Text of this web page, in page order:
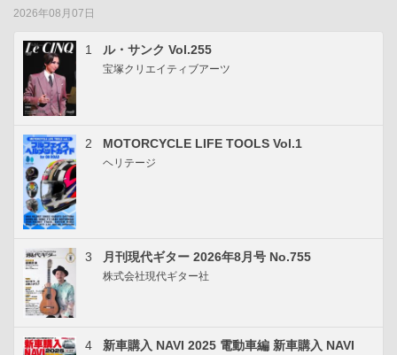
2026年08月07日
1 ル・サンク Vol.255
宝塚クリエイティブアーツ
2 MOTORCYCLE LIFE TOOLS Vol.1
ヘリテージ
3 月刊現代ギター 2026年8月号 No.755
株式会社現代ギター社
4
新車購入 NAVI 2025 電動車編 新車購入 NAVI